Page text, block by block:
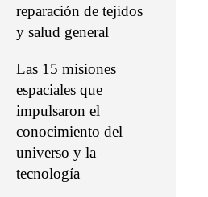
reparación de tejidos
y salud general
Las 15 misiones
espaciales que
impulsaron el
conocimiento del
universo y la
tecnología